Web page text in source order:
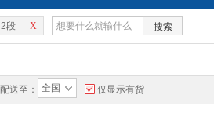
X
2段 搜索
配送至： 全国 仅显示有货